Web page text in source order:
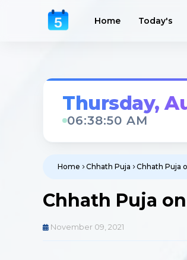
Home Today's
Thursday,
06:38:51 AM
Home Chhath Puja Chhath Puja
Chhath Puja
November 09, 2021